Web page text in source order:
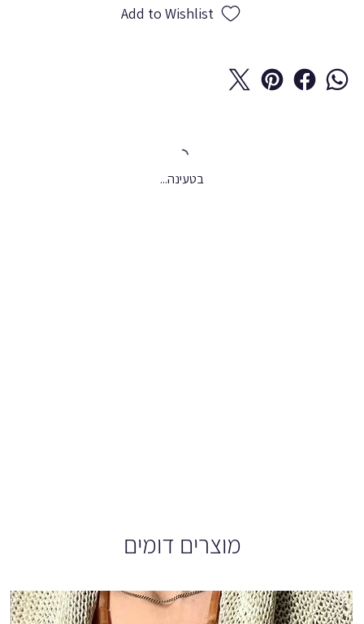
Add to Wishlist
בטעינה...
מוצרים דומים